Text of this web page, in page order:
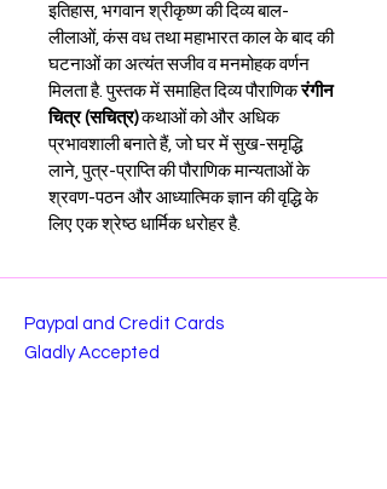
इतिहास, भगवान श्रीकृष्ण की दिव्य बाल-
लीलाओं, कंस वध तथा महाभारत काल के बाद की
घटनाओं का अत्यंत सजीव व मनमोहक वर्णन
मिलता है. पुस्तक में समाहित दिव्य पौराणिक रंगीन
चित्र (सचित्र) कथाओं को और अधिक
प्रभावशाली बनाते हैं, जो घर में सुख-समृद्धि
लाने, पुत्र-प्राप्ति की पौराणिक मान्यताओं के
श्रवण-पठन और आध्यात्मिक ज्ञान की वृद्धि के
लिए एक श्रेष्ठ धार्मिक धरोहर है.
Paypal and Credit Cards
Gladly Accepted